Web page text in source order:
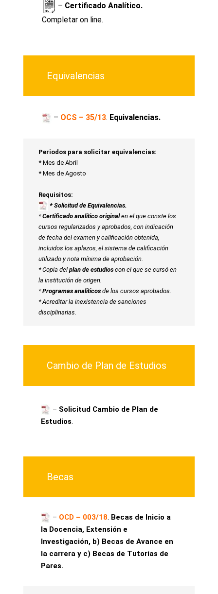
– Certificado Analítico.
Completar on line.
Equivalencias
– OCS – 35/13. Equivalencias.
Periodos para solicitar equivalencias:
* Mes de Abril
* Mes de Agosto
Requisitos:
* Solicitud de Equivalencias.
*Certificado analítico originalen el que conste los
cursos regularizados y aprobados, con indicación
de fecha del examen y calificación obtenida,
incluidos los aplazos, el sistema de calificación
utilizado y nota mínima de aprobación.
* Copia del plan de estudioscon el que se cursó en
la institución de origen.
*Programas analíticosde los cursos aprobados.
* Acreditar la inexistencia de sanciones
disciplinarias.
Cambio de Plan de Estudios
– Solicitud Cambio de Plan de
Estudios.
Becas
– OCD – 003/18 Becas de Inicio a
la Docencia, Extensión e
Investigación, b) Becas de Avance en
la carrera y c) Becas de Tutorías de
Pares.